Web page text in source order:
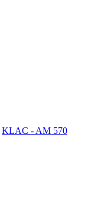
KLAC - AM 570